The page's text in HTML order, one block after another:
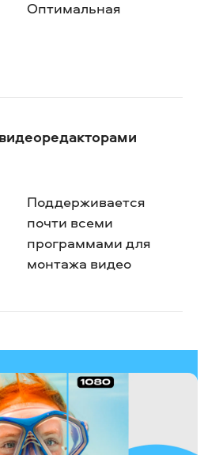
Оптимальная
Поддерживается
почти всеми
программами для
монтажа видео